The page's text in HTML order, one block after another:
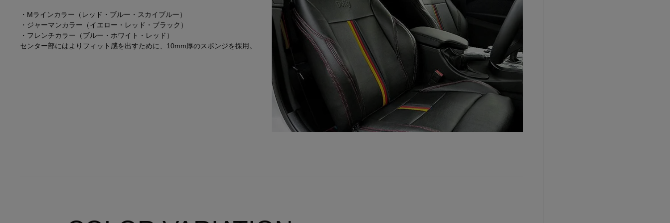
・Mラインカラー（レッド・ブルー・スカイブルー）
・ジャーマンカラー（イエロー・レッド・ブラック）
・フレンチカラー（ブルー・ホワイト・レッド）
センター部にはよりフィット感を出すために、10mm厚のスポンジを採用。